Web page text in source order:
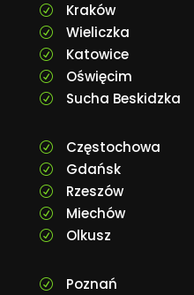
R Kraków
R Wieliczka
R Katowice
R Oświęcim
R Sucha Beskidzka
R Częstochowa
R Gdańsk
R Rzeszów
R Miechów
R Olkusz
R Poznań